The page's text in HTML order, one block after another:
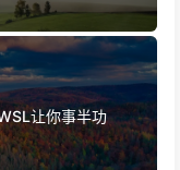
让你事半功